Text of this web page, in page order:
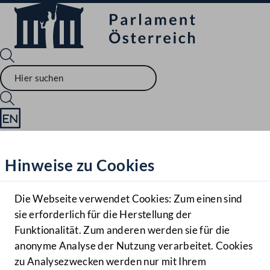
Hilfe
Benutzer
Navigationsmenü öffnen
MENÜ
Hinweise zu Cookies
Die Webseite verwendet Cookies: Zum einen sind
sie erforderlich für die Herstellung der
Funktionalität. Zum anderen werden sie für die
anonyme Analyse der Nutzung verarbeitet. Cookies
zu Analysezwecken werden nur mit Ihrem